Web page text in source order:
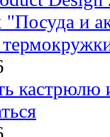
"Посуда и
кастрюлю